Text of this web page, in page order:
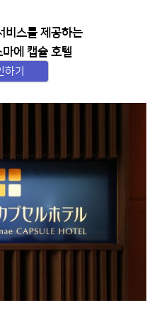
비스를 제공하는
에 캡슐 호텔
하기